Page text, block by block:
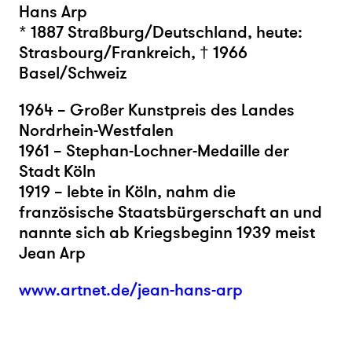
Hans Arp
* 1887 Straßburg/Deutschland, heute:
Strasbourg/Frankreich, † 1966
Basel/Schweiz
1964 – Großer Kunstpreis des Landes
Nordrhein-Westfalen
1961 – Stephan-Lochner-Medaille der
Stadt Köln
1919 – lebte in Köln, nahm die
französische Staatsbürgerschaft an und
nannte sich ab Kriegsbeginn 1939 meist
Jean Arp
www.artnet.de/jean-hans-arp